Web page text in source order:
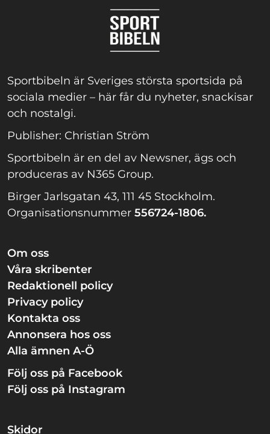
Sportbibeln är Sveriges största sportsida på
sociala medier – här får du nyheter, snackisar
och nostalgi.
Publisher: Christian Ström
Sportbibeln är en del av Newsner, ägs och
produceras av N365 Group.
Birger Jarlsgatan 43, 111 45 Stockholm.
Organisationsnummer 556724-1806.
Om oss
Våra skribenter
Redaktionell policy
Privacy policy
Kontakta oss
Annonsera hos oss
Alla ämnen A-Ö
Följ oss på Facebook
Följ oss på Instagram
Skidor